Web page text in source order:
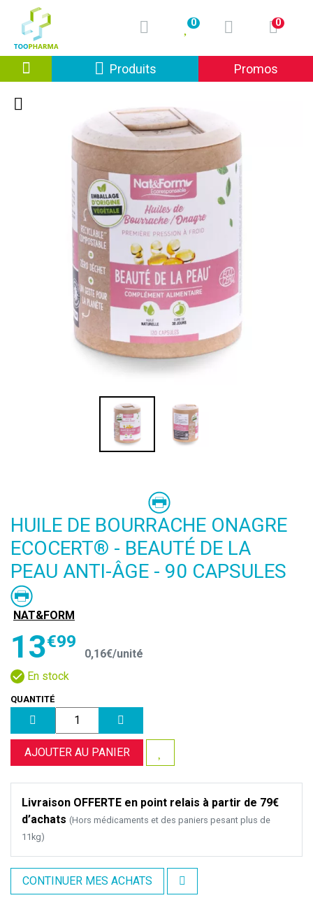
0 0
ProduitsAfficher la navigation
Promos
HUILE DE BOURRACHE ONAGRE
ECOCERT® - BEAUTÉ DE LA
PEAU ANTI-ÂGE - 90 CAPSULES
NAT&FORM
13€99
0,16€/unité
En stock
QUANTITÉ
AJOUTER AU PANIER
Livraison OFFERTE en point relais à partir de 79€
d’achats (Hors médicaments et des paniers pesant plus de
11kg)
CONTINUER MES ACHATS